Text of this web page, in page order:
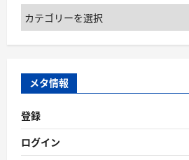
Categories
メタ情報
登録
ログイン